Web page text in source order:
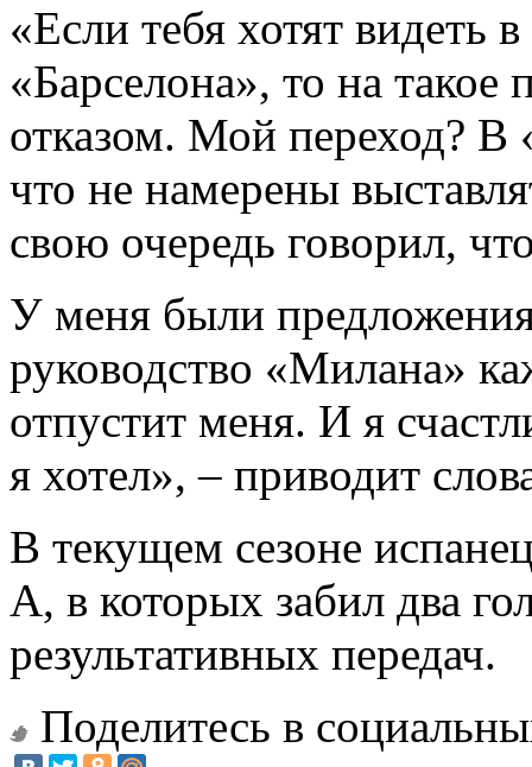
«Если тебя хотят видеть
«Барселона», то на такое
отказом. Мой переход? В
что не намерены
свою очередь говорил,
У меня были
руководство «Милана»
отпустит меня. И я
я хотел», – приводит
В текущем сезоне
А, в которых забил два
результативных передач.
Поделитесь в